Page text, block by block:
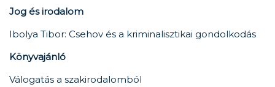
Jog és irodalom
Ibolya Tibor: Csehov és a kriminalisztikai gondolkodás
Könyvajánló
Válogatás a szakirodalomból